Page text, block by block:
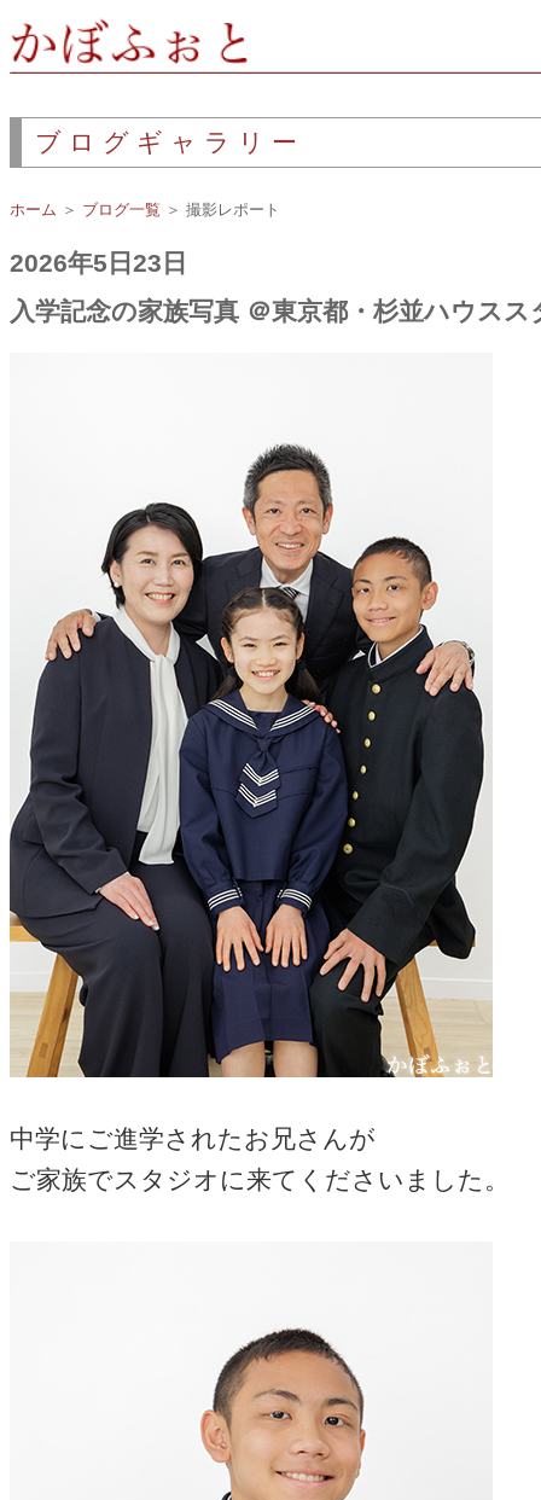
ブログギャラリー
ホーム ＞ ブログ一覧 ＞ 撮影レポート
2026年5日23日
入学記念の家族写真 ＠東京都・杉並ハウスス
中学にご進学されたお兄さんが
ご家族でスタジオに来てくださいました。